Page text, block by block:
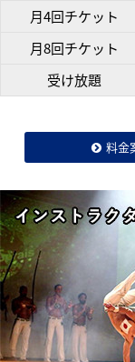
月4回チケット
月8回チケット
受け放題
料金